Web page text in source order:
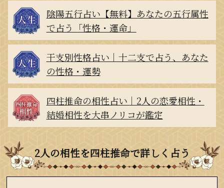
陰陽五行占い【無料】あなたの五行属性
で占う「性格・運命」
干支別性格占い｜十二支で占う、あなた
の性格・運勢
四柱推命の相性占い｜2人の恋愛相性・
結婚相性を大串ノリコが鑑定
2人の相性を四柱推命で詳しく占う